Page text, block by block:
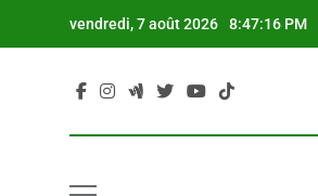
vendredi, 7 août 2026 8:47:17 PM